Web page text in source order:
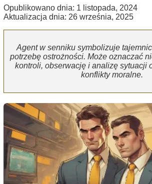
Opublikowano dnia: 1 listopada, 2024
Aktualizacja dnia: 26 września, 2025
Agent w senniku symbolizuje
potrzebę ostrożności. Może oznaczać
kontroli, obserwację i analizę sytuacji
konflikty moralne.